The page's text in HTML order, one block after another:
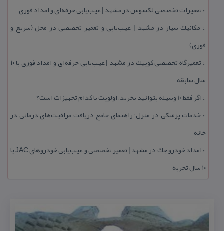
:: تعمیرات تخصصی لكسوس در مشهد | عیب‌یابی حرفه‌ای و امداد فوری
:: مكانیك سیار در مشهد | عیب‌یابی و تعمیر تخصصی در محل (سریع و
فوری)
::
تعمیرگاه تخصصی كوییك در مشهد | عیب‌یابی حرفه‌ای و امداد فوری با ۱۰
سال سابقه
:: اگر فقط 10 وسیله بتوانید بخرید، اولویت با كدام تجهیزات است؟
:: خدمات پزشكی در منزل؛ راهنمای جامع دریافت مراقبت‌های درمانی در
خانه
::
امداد خودرو جك در مشهد | تعمیر تخصصی و عیب‌یابی خودروهای JAC با
۱۰ سال تجربه